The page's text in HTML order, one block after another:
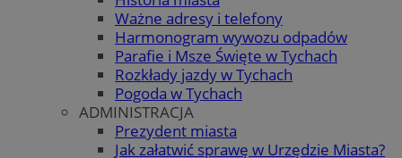
Ważne adresy i telefony
Harmonogram wywozu odpadów
Parafie i Msze Święte w Tychach
Rozkłady jazdy w Tychach
Pogoda w Tychach
ADMINISTRACJA
Prezydent miasta
Jak załatwić sprawę w Urzędzie Miasta?